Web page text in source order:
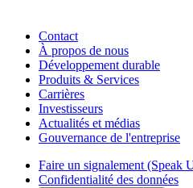
Contact
À propos de nous
Développement durable
Produits & Services
Carrières
Investisseurs
Actualités et médias
Gouvernance de l'entreprise
Faire un signalement (Speak
Confidentialité des données